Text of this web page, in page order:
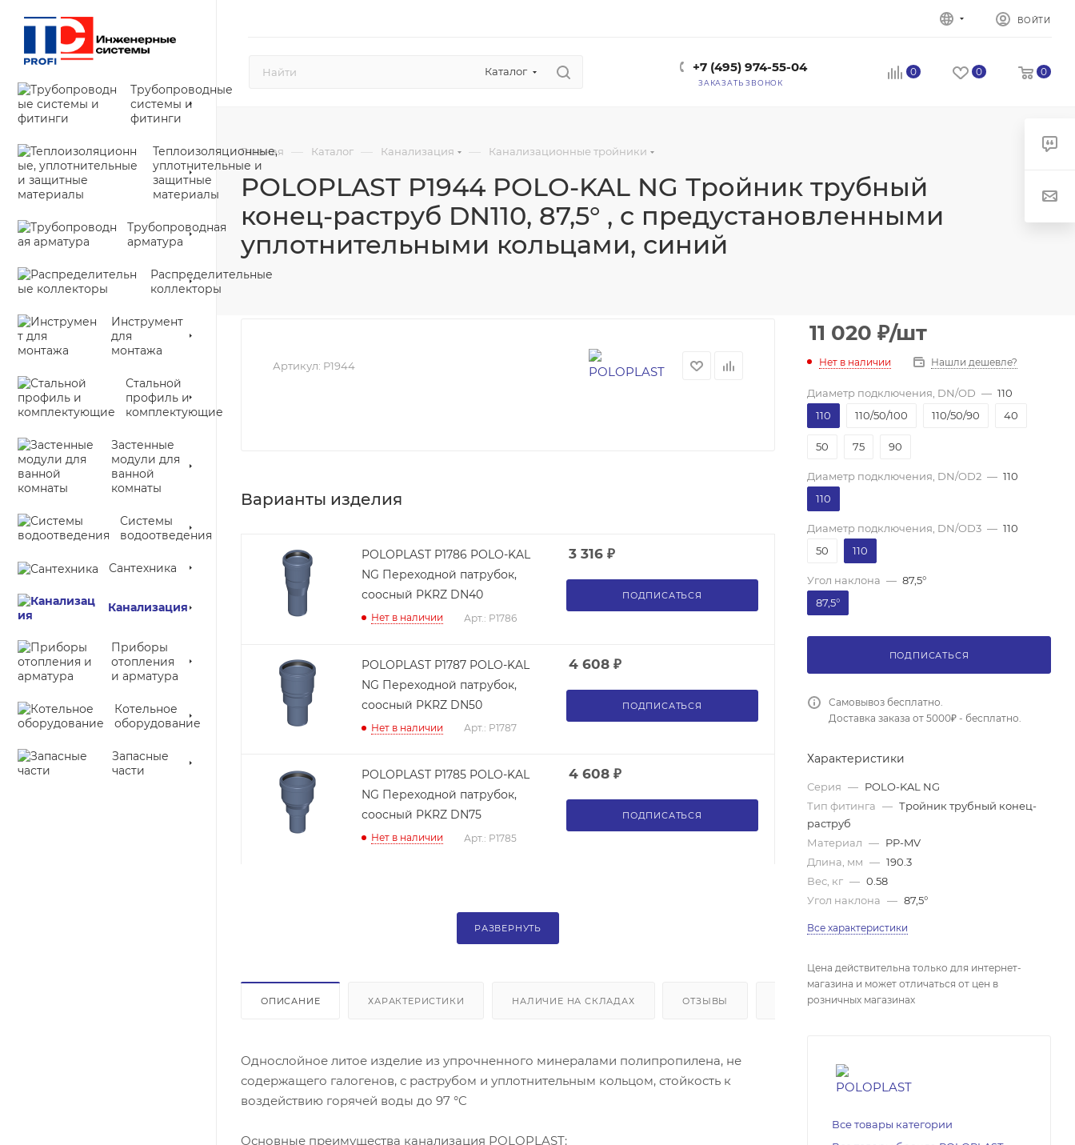
ВОЙТИ
Каталог +7 (495) 974-55-04
ЗАКАЗАТЬ ЗВОНОК
0 0 0
Трубопроводные
системы и
фитинги
Теплоизоляционные,
уплотнительные и
защитные
материалы
Трубопроводная
арматура
Распределительные
коллекторы
Инструмент
для
монтажа
Стальной
профиль и
комплектующие
Застенные
модули для
ванной
комнаты
Системы
водоотведения
Сантехника
Канализация
Приборы
отопления
и арматура
Котельное
оборудование
Запасные
части
Главная — Каталог — Канализация — Канализационные тройники
POLOPLAST P1944 POLO-KAL NG Тройник трубный
конец-раструб DN110, 87,5° , с предустановленными
уплотнительными кольцами, синий
Артикул: P1944
Варианты изделия
POLOPLAST P1786 POLO-KAL
NG Переходной патрубок,
соосный PKRZ DN40
Нет в наличии Арт.: P1786
3 316 ₽
ПОДПИСАТЬСЯ
POLOPLAST P1787 POLO-KAL
NG Переходной патрубок,
соосный PKRZ DN50
Нет в наличии Арт.: P1787
4 608 ₽
ПОДПИСАТЬСЯ
POLOPLAST P1785 POLO-KAL
NG Переходной патрубок,
соосный PKRZ DN75
Нет в наличии Арт.: P1785
4 608 ₽
ПОДПИСАТЬСЯ
РАЗВЕРНУТЬ
ОПИСАНИЕ ХАРАКТЕРИСТИКИ НАЛИЧИЕ НА СКЛАДАХ ОТЗЫВЫ ОПЛАТА
Однослойное литое изделие из упрочненного минералами полипропилена, не
содержащего галогенов, с раструбом и уплотнительным кольцом, стойкость к
воздействию горячей воды до 97 °C
Основные преимущества канализация POLOPLAST:
11 020 ₽/шт
Нет в наличии Нашли дешевле?
Диаметр подключения, DN/OD — 110
110
110/50/100 110/50/90 40
50 75 90
Диаметр подключения, DN/OD2 — 110
110
Диаметр подключения, DN/OD3 — 110
50
110
Угол наклона — 87,5°
87,5°
ПОДПИСАТЬСЯ
Самовывоз бесплатно.
Доставка заказа от 5000₽ - бесплатно.
Характеристики
Серия — POLO-KAL NG
Тип фитинга — Тройник трубный конец-
раструб
Материал — PP-MV
Длина, мм — 190.3
Вес, кг — 0.58
Угол наклона — 87,5°
Все характеристики
Цена действительна только для интернет-
магазина и может отличаться от цен в
розничных магазинах
Все товары категории